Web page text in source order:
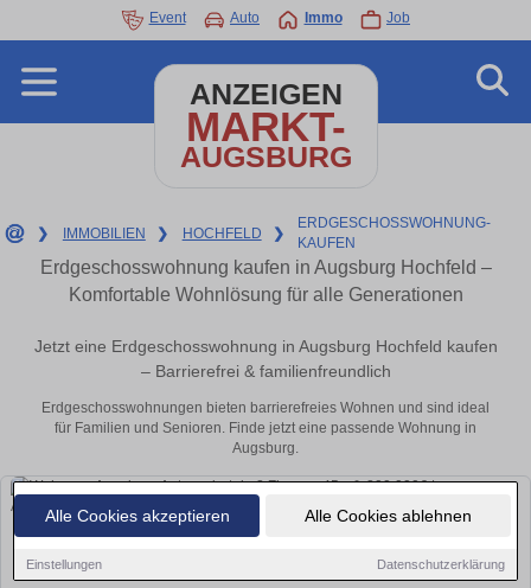
Alle Cookies akzeptieren Alle Cookies ablehnen
Einstellungen Datenschutzerklärung
Event Auto Immo Job
ANZEIGEN
MARKT-
AUGSBURG
❯ IMMOBILIEN ❯ HOCHFELD ❯
ERDGESCHOSSWOHNUNG-
KAUFEN
Erdgeschosswohnung kaufen in Augsburg Hochfeld –
Komfortable Wohnlösung für alle Generationen
Jetzt eine Erdgeschosswohnung in Augsburg Hochfeld kaufen
– Barrierefrei & familienfreundlich
Erdgeschosswohnungen bieten barrierefreies Wohnen und sind ideal
für Familien und Senioren. Finde jetzt eine passende Wohnung in
Augsburg.